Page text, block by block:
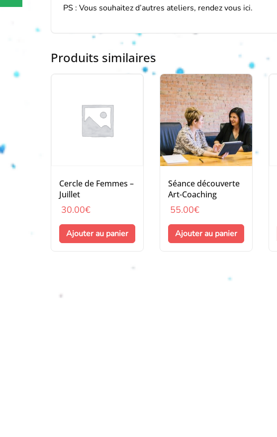
PS : Vous souhaitez d’autres ateliers, rendez vous ici.
Produits similaires
Cercle de Femmes –
Juillet
30.00€
Ajouter au panier
Séance découverte
Art-Coaching
55.00€
Ajouter au panier